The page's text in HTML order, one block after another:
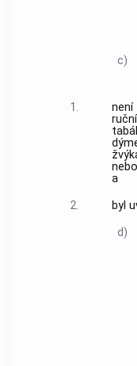
c)
1.
nebo
a
2.
byl
d)